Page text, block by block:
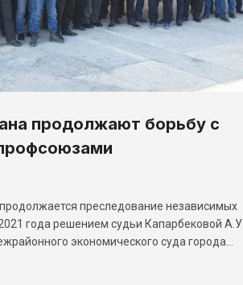
продолжают борьбу с
преследование независимых
года решением судьи Капарбековой А.У.
экономического суда города…